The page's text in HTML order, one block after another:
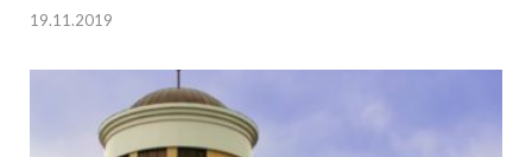
19.11.2019